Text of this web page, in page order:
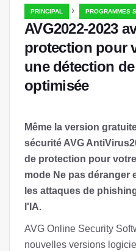
PRINCIPAL › PROGRAMMES
AVG2022-2023
protection pour
une détection
optimisée
Même la version
sécurité AVG
de protection pour
mode Ne pas déranger
les attaques de
l'IA.
AVG Online Security
nouvelles versions